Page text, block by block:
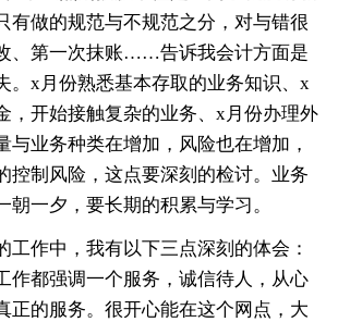
有做的规范与不规范之分，对与错很
、第一次抹账……告诉我会计方面是
。x月份熟悉基本存取的业务知识、x
，开始接触复杂的业务、x月份办理外
业务种类在增加，风险也在增加，
控制风险，这点要深刻的检讨。业务
朝一夕，要长期的积累与学习。
工作中，我有以下三点深刻的体会：
作都强调一个服务，诚信待人，从心
正的服务。很开心能在这个网点，大